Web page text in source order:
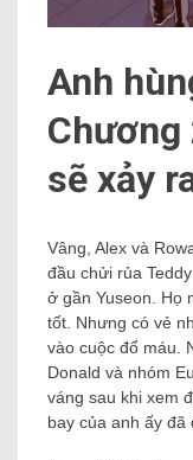
Anh
Chương
sẽ xảy
Vâng, Alex và
đầu chửi rủa
ở gần Yuseon. Họ
tốt. Nhưng có vẻ
vào cuộc đổ máu.
Donald và nhóm
váng sau khi xem
bay của anh ấy đã